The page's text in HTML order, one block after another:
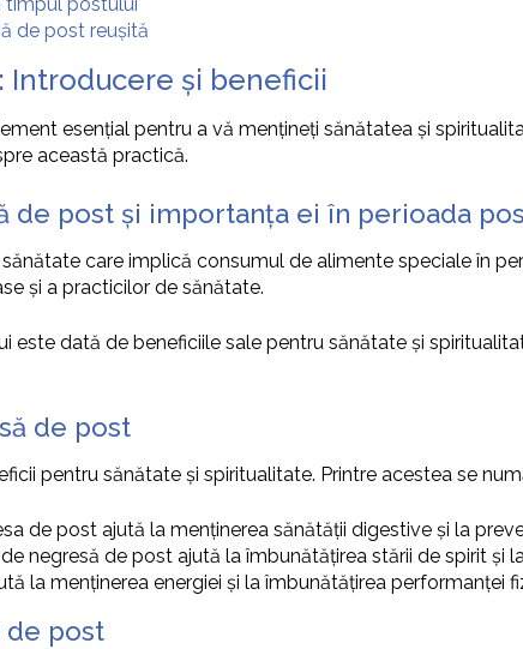
de post reușită
Introducere și beneficii
esențial pentru a vă mențineți sănătatea și
această practică.
de post și importanța ei în perioada
care implică consumul de alimente speciale în
și a practicilor de sănătate.
dată de beneficiile sale pentru sănătate și
de post
pentru sănătate și spiritualitate. Printre acestea se
de post ajută la menținerea sănătății digestive și la
negresă de post ajută la îmbunătățirea stării de spirit și
la menținerea energiei și la îmbunătățirea performanței
de post